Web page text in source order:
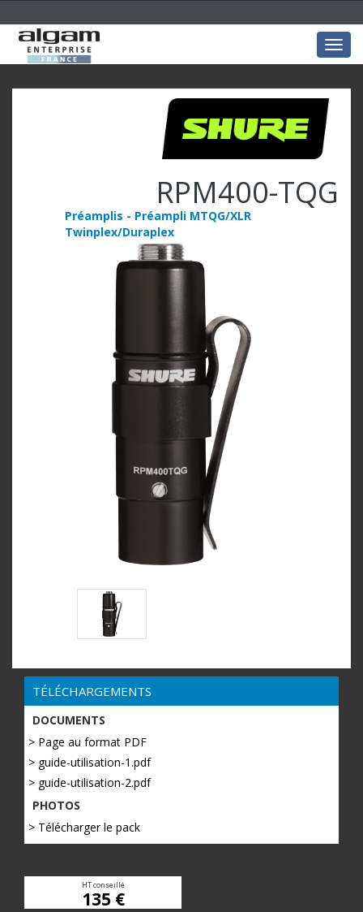
RPM400-TQG
Préamplis - Préampli MTQG/XLR
Twinplex/Duraplex
TÉLÉCHARGEMENTS
DOCUMENTS
> Page au format PDF
> guide-utilisation-1.pdf
> guide-utilisation-2.pdf
PHOTOS
> Télécharger le pack
HT conseillé
135 €